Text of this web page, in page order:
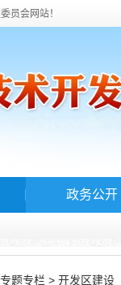
员会网站！
政务公开
专题专栏 > 开发区建设